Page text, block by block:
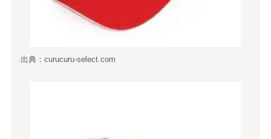
出典：curucuru-select.com